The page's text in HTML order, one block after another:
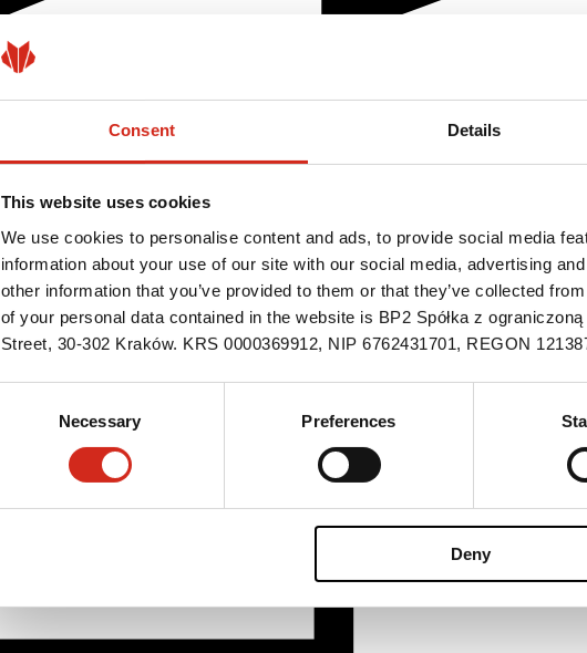
Consent Details
This website uses cookies
We use cookies to personalise content and ads, to provide social media
information about your use of our site with our social media, advertising
other information that you’ve provided to them or that they’ve collected
of your personal data contained in the website is BP2 Spółka z
Street, 30-302 Kraków. KRS 0000369912, NIP 6762431701, REGON
Necessary Preferences
Deny